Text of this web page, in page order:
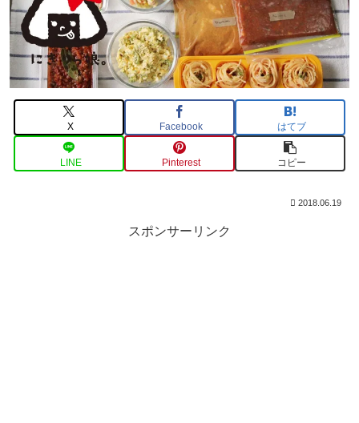
X Facebook はてブ
LINE Pinterest コピー
2018.06.19
スポンサーリンク